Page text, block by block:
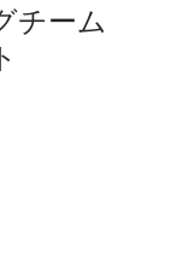
チーム